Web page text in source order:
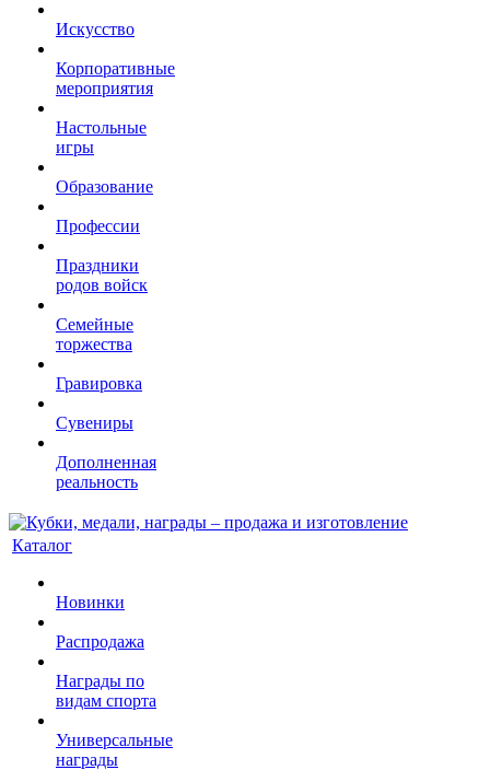
Искусство
Корпоративные
мероприятия
Настольные
игры
Образование
Профессии
Праздники
родов войск
Семейные
торжества
Гравировка
Сувениры
Дополненная
реальность
Каталог
Новинки
Распродажа
Награды по
видам спорта
Универсальные
награды